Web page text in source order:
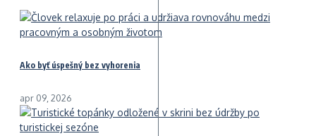
Ako byť úspešný bez vyhorenia
apr 09, 2026